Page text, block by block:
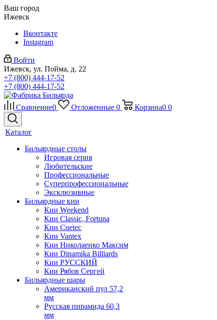
Ваш город
Ижевск
Вконтакте
Instagram
Войти
Ижевск, ул. Пойма, д. 22
+7 (800) 444-17-52
+7 (800) 444-17-52
Сравнение0 Отложенные 0 Корзина0 0
Каталог
Бильярдные столы
Игровая серия
Любительские
Профессиональные
Суперпрофессиональные
Эксклюзивные
Бильярдные кии
Кии Weekend
Кии Classic, Fortuna
Кии Cuetec
Кии Vantex
Кии Николаенко Максим
Кии Dinamika Billiards
Кии РУССКИЙ
Кии Рябов Сергей
Бильярдные шары
Американский пул 57,2
мм
Русская пирамида 60,3
мм